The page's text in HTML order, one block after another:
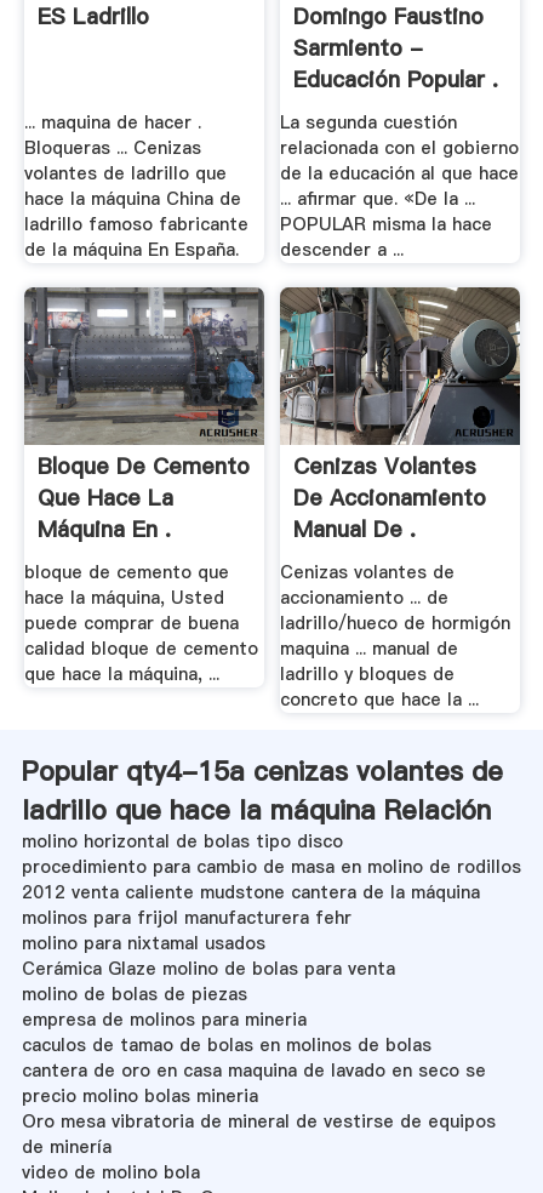
ES Ladrillo
... maquina de hacer .
Bloqueras ... Cenizas
volantes de ladrillo que
hace la máquina China de
ladrillo famoso fabricante
de la máquina En España.
Domingo Faustino
Sarmiento -
Educación Popular .
La segunda cuestión
relacionada con el gobierno
de la educación al que hace
... afirmar que. «De la ...
POPULAR misma la hace
descender a ...
Bloque De Cemento
Que Hace La
Máquina En .
bloque de cemento que
hace la máquina, Usted
puede comprar de buena
calidad bloque de cemento
que hace la máquina, ...
Cenizas Volantes
De Accionamiento
Manual De .
Cenizas volantes de
accionamiento ... de
ladrillo/hueco de hormigón
maquina ... manual de
ladrillo y bloques de
concreto que hace la ...
Popular qty4-15a cenizas volantes de
ladrillo que hace la máquina Relación
molino horizontal de bolas tipo disco
procedimiento para cambio de masa en molino de rodillos
2012 venta caliente mudstone cantera de la máquina
molinos para frijol manufacturera fehr
molino para nixtamal usados
Cerámica Glaze molino de bolas para venta
molino de bolas de piezas
empresa de molinos para mineria
caculos de tamao de bolas en molinos de bolas
cantera de oro en casa maquina de lavado en seco se
precio molino bolas mineria
Oro mesa vibratoria de mineral de vestirse de equipos
de minería
video de molino bola